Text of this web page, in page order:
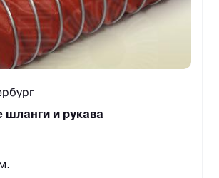
шланги и рукава